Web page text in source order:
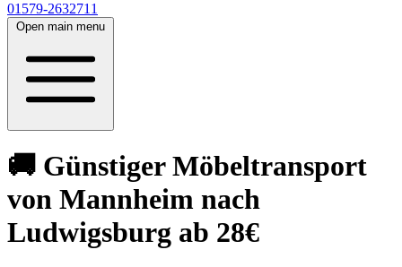
01579-2632711
Open main menu
🚚 Günstiger Möbeltransport
von Mannheim nach
Ludwigsburg ab 28€